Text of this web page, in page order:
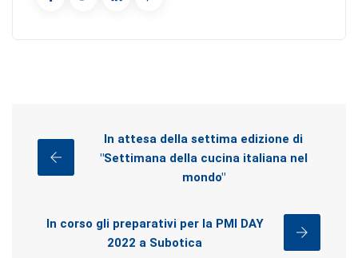
In attesa della settima edizione di
"Settimana della cucina italiana nel
mondo"
In corso gli preparativi per la PMI DAY
2022 a Subotica